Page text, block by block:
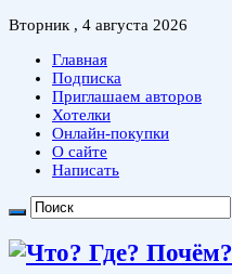
Вторник , 4 августа 2026
Главная
Подписка
Приглашаем авторов
Хотелки
Онлайн-покупки
О сайте
Написать